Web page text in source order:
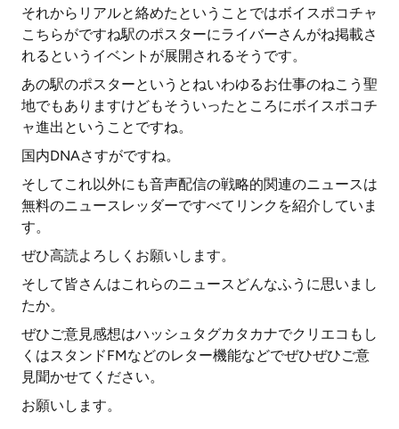
それからリアルと絡めたということではボイスポコチャ
こちらがですね駅のポスターにライバーさんがね掲載さ
れるというイベントが展開されるそうです。
あの駅のポスターというとねいわゆるお仕事のねこう聖
地でもありますけどもそういったところにボイスポコチ
ャ進出ということですね。
国内DNAさすがですね。
そしてこれ以外にも音声配信の戦略的関連のニュースは
無料のニュースレッダーですべてリンクを紹介していま
す。
ぜひ高読よろしくお願いします。
そして皆さんはこれらのニュースどんなふうに思いまし
たか。
ぜひご意見感想はハッシュタグカタカナでクリエコもし
くはスタンドFMなどのレター機能などでぜひぜひご意
見聞かせてください。
お願いします。